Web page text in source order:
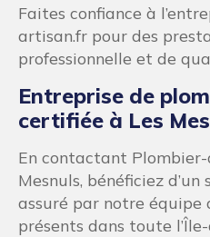
Faites confiance à
artisan.fr pour des
professionnelle et de
Entreprise de
certifiée à Les
En contactant
Mesnuls, bénéficiez
assuré par notre équipe
présents dans toute